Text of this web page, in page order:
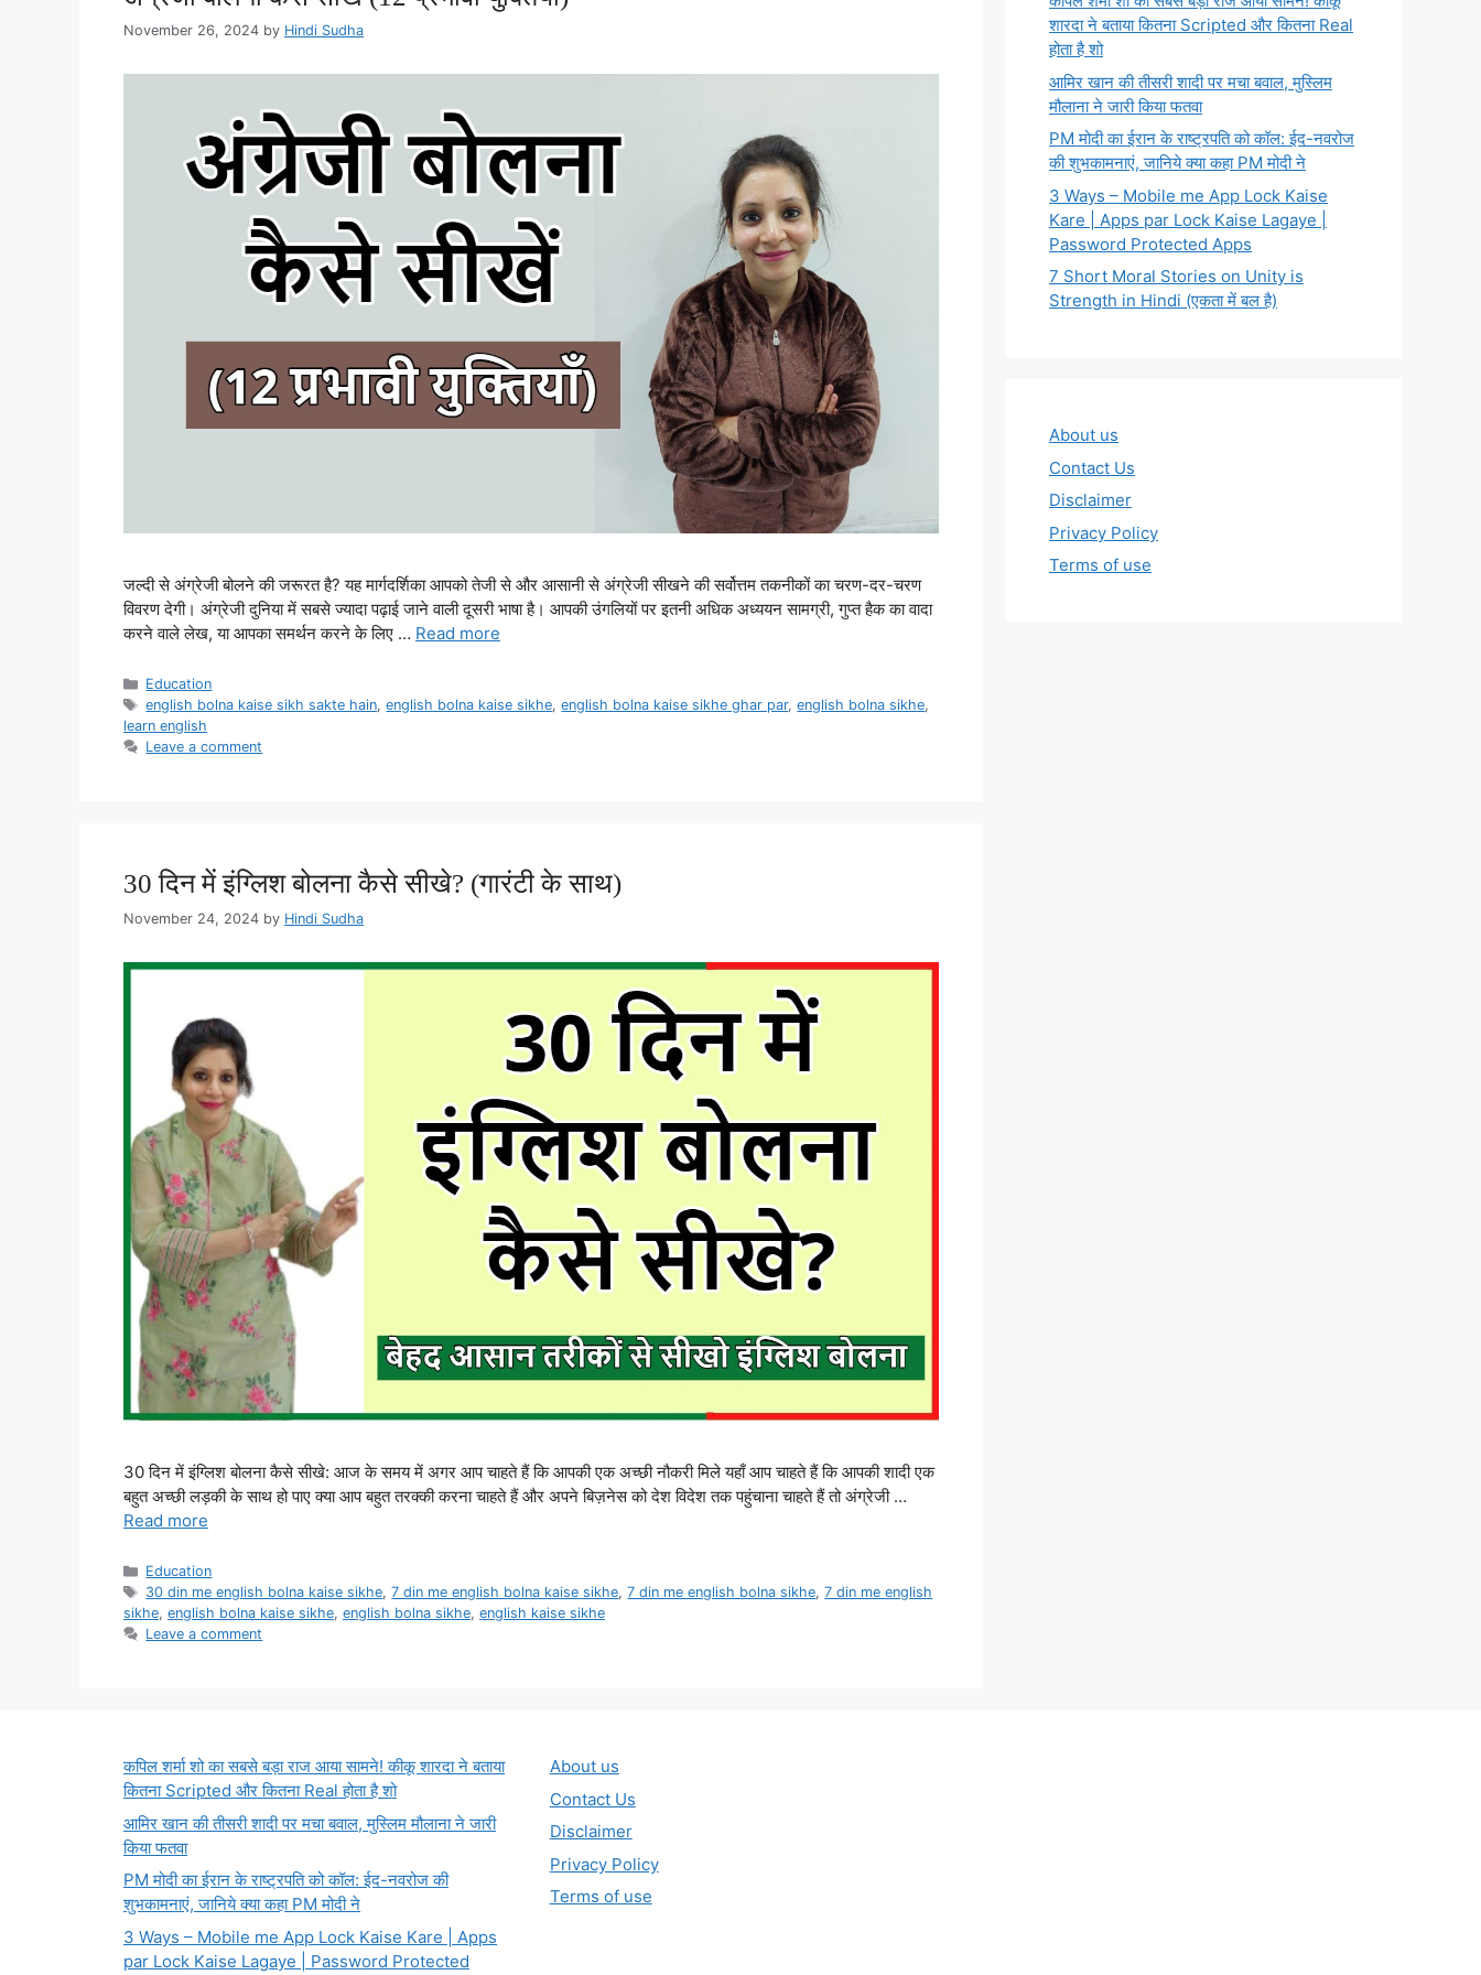
November 26, 2024 by Hindi Sudha
जल्दी से अंग्रेजी बोलने की जरूरत है? यह मार्गदर्शिका आपको तेजी से और आसानी से अंग्रेजी सीखने की सर्वोत्तम तकनीकों का चरण-दर-चरण
विवरण देगी। अंग्रेजी दुनिया में सबसे ज्यादा पढ़ाई जाने वाली दूसरी भाषा है। आपकी उंगलियों पर इतनी अधिक अध्ययन सामग्री, गुप्त हैक का वादा
करने वाले लेख, या आपका समर्थन करने के लिए … Read more
Categories
Education
Tags
english bolna kaise sikh sakte hain,english bolna kaise sikhe,english bolna kaise sikhe ghar par,english bolna sikhe,
learn english
Leave a comment
30 दिन में इंग्लिश बोलना कैसे सीखे? (गारंटी के साथ)
November 24, 2024 by Hindi Sudha
30 दिन में इंग्लिश बोलना कैसे सीखे: आज के समय में अगर आप चाहते हैं कि आपकी एक अच्छी नौकरी मिले यहाँ आप चाहते हैं कि आपकी शादी एक
बहुत अच्छी लड़की के साथ हो पाए क्या आप बहुत तरक्की करना चाहते हैं और अपने बिज़नेस को देश विदेश तक पहुंचाना चाहते हैं तो अंग्रेजी …
Read more
Categories
Education
Tags
30 din me english bolna kaise sikhe,7 din me english bolna kaise sikhe,7 din me english bolna sikhe,7 din me english
sikhe, english bolna kaise sikhe, english bolna sikhe, english kaise sikhe
Leave a comment
शारदा ने बताया कितना Scripted और कितना Real
होता है शो
आमिर खान की तीसरी शादी पर मचा बवाल, मुस्लिम
मौलाना ने जारी किया फतवा
PM मोदी का ईरान के राष्ट्रपति को कॉल: ईद-नवरोज
की शुभकामनाएं, जानिये क्या कहा PM मोदी ने
3 Ways – Mobile me App Lock Kaise
Kare | Apps par Lock Kaise Lagaye |
Password Protected Apps
7 Short Moral Stories on Unity is
Strength in Hindi (एकता में बल है)
About us
Contact Us
Disclaimer
Privacy Policy
Terms of use
कपिल शर्मा शो का सबसे बड़ा राज आया सामने! कीकू शारदा ने बताया
कितना Scripted और कितना Real होता है शो
आमिर खान की तीसरी शादी पर मचा बवाल, मुस्लिम मौलाना ने जारी
किया फतवा
PM मोदी का ईरान के राष्ट्रपति को कॉल: ईद-नवरोज की
शुभकामनाएं, जानिये क्या कहा PM मोदी ने
3 Ways – Mobile me App Lock Kaise Kare | Apps
par Lock Kaise Lagaye | Password Protected
About us
Contact Us
Disclaimer
Privacy Policy
Terms of use